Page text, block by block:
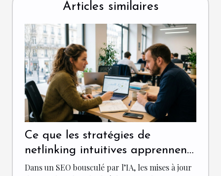
Articles similaires
Ce que les stratégies de
netlinking intuitives apprennent
aux spécialistes du seo
Dans un SEO bousculé par l’IA, les mises à jour